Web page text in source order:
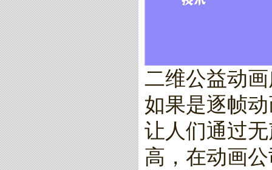
二维公益动
如果是逐帧
让人们通过
高，在动画